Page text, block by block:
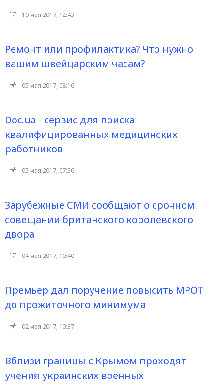
10 мая 2017, 12:43
Ремонт или профилактика? Что нужно
вашим швейцарским часам?
05 мая 2017, 08:16
Doc.ua - сервис для поиска
квалифицированных медицинских
работников
05 мая 2017, 07:56
Зарубежные СМИ сообщают о срочном
совещании британского королевского
двора
04 мая 2017, 10:40
Премьер дал поручение повысить МРОТ
до прожиточного минимума
02 мая 2017, 10:37
Вблизи границы с Крымом проходят
учения украинских военных